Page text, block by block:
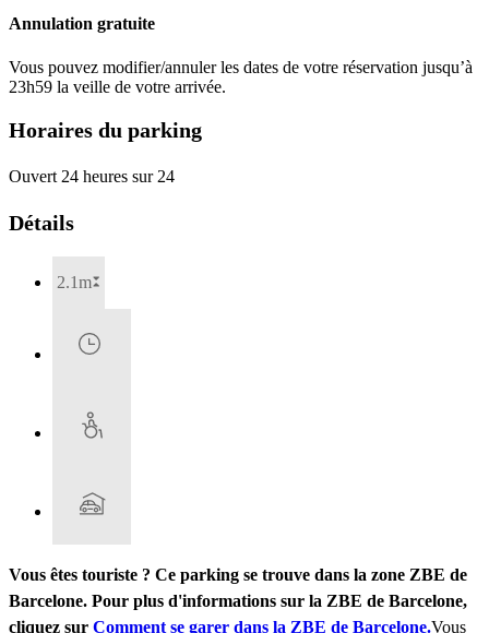
Annulation gratuite
Vous pouvez modifier/annuler les dates de votre réservation jusqu’à
23h59 la veille de votre arrivée.
Horaires du parking
Ouvert 24 heures sur 24
Détails
2.1m
Vous êtes touriste ? Ce parking se trouve dans la zone ZBE de
Barcelone. Pour plus d'informations sur la ZBE de Barcelone,
cliquez sur Comment se garer dans la ZBE de Barcelone.Vous